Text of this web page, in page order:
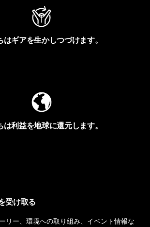
はギアを生かしつづけます。
は利益を地球に還元します。
受け取る
リー、環境への取り組み、イベント情報な